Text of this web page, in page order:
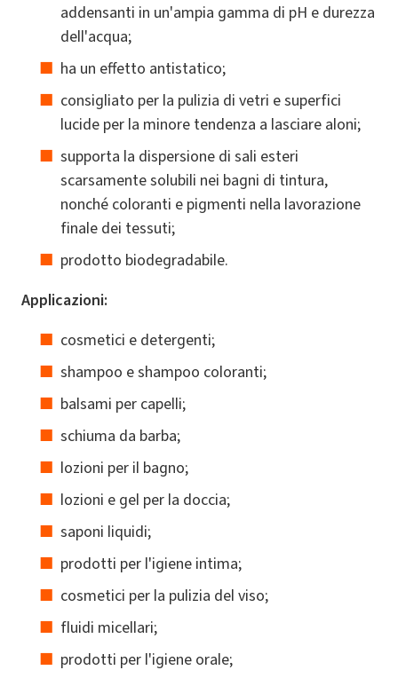
addensanti in un'ampia gamma di pH e durezza
dell'acqua;
ha un effetto antistatico;
consigliato per la pulizia di vetri e superfici
lucide per la minore tendenza a lasciare aloni;
supporta la dispersione di sali esteri
scarsamente solubili nei bagni di tintura,
nonché coloranti e pigmenti nella lavorazione
finale dei tessuti;
prodotto biodegradabile.
Applicazioni:
cosmetici e detergenti;
shampoo e shampoo coloranti;
balsami per capelli;
schiuma da barba;
lozioni per il bagno;
lozioni e gel per la doccia;
saponi liquidi;
prodotti per l'igiene intima;
cosmetici per la pulizia del viso;
fluidi micellari;
prodotti per l'igiene orale;